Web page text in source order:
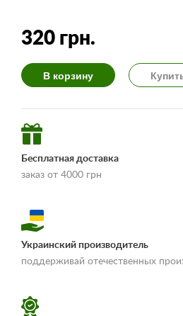
320 грн.
В корзину
Бесплатная доставка
заказ от 4000 грн
доставки и оплаты»
Украинский производитель
поддерживай отечественных